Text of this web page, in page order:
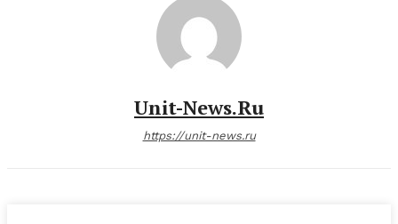
Unit-News.ru
https://unit-news.ru